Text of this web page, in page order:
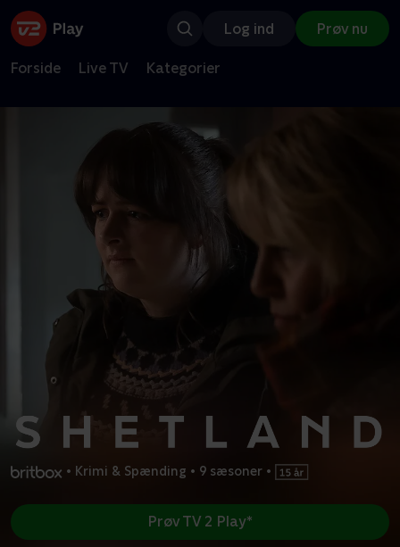
Log ind Prøv nu
Forside Live TV Kategorier
• Krimi & Spænding • 9 sæsoner •
Prøv TV 2 Play*